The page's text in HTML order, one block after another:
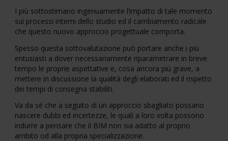
I più sottostimano ingenuamente l’impatto di tale momento
sui processi interni dello studio ed il cambiamento radicale
che questo nuovo approccio progettuale comporta.
Spesso questa sottovalutazione può portare anche i più
entusiasti a dover necessariamente riparametrare in breve
tempo le proprie aspettative e, cosa ancora più grave, a
mettere in discussione la qualità degli elaborati ed il rispetto
dei tempi di consegna stabiliti.
Va da sé che a seguito di un approccio sbagliato possano
nascere dubbi ed incertezze, le quali a loro volta possono
indurre a pensare che il BIM non sia adatto al proprio
ambito od alla propria specializzazione.